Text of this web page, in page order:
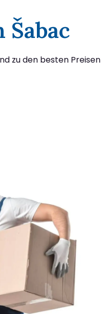
zu den besten Preisen